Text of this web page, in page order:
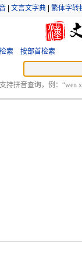
文言文字典 繁体字转
索 按部首检索
支持拼音查询，例：“wen